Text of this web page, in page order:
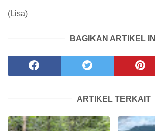
(Lisa)
BAGIKAN ARTIKEL INI
ARTIKEL TERKAIT